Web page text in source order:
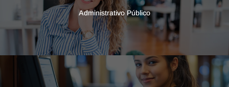
Administrativo Público